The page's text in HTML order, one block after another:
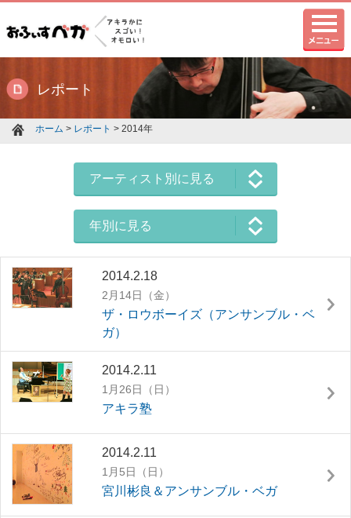
レポート
ホーム > レポート > 2014年
アーティスト別に見る
年別に見る
2014.2.18
2月14日（金）
ザ・ロウボーイズ（アンサンブル・ベ
ガ）
2014.2.11
1月26日（日）
アキラ塾
2014.2.11
1月5日（日）
宮川彬良＆アンサンブル・ベガ